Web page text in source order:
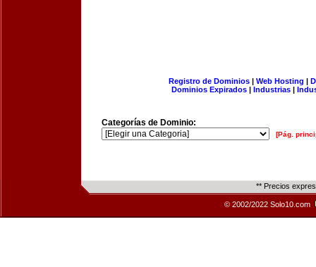
Registro de Dominios| Web Hosting |
Dominios Expirados | Industrias |
Categorías de Dominio:
[Pág.
** Precios
© 2002/2022 Solo10.com